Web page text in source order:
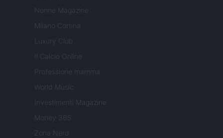
Nonne Magazine
Milano Cortina
Luxury Club
Il Calcio Online
Professione mamma
World Music
Investimenti Magazine
Money 365
Zona Nerd